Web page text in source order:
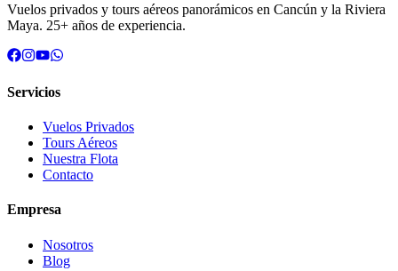
Vuelos privados y tours aéreos panorámicos en Cancún y la Riviera
Maya. 25+ años de experiencia.
Servicios
Vuelos Privados
Tours Aéreos
Nuestra Flota
Contacto
Empresa
Nosotros
Blog